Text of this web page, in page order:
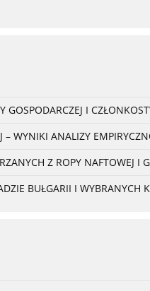
I
WYNIKI ANALIZY
Z ROPY NAFTOWEJ I
BUŁGARII I WYBRANYCH